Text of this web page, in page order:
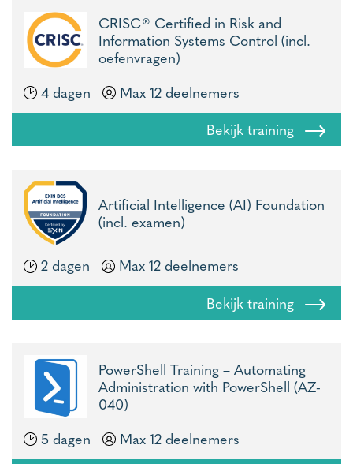
CRISC® Certified in Risk and
Information Systems Control (incl.
oefenvragen)
4 dagen
Max 12 deelnemers
Bekijk training
Artificial Intelligence (AI) Foundation
(incl. examen)
2 dagen
Max 12 deelnemers
Bekijk training
PowerShell Training – Automating
Administration with PowerShell (AZ-
040)
5 dagen
Max 12 deelnemers